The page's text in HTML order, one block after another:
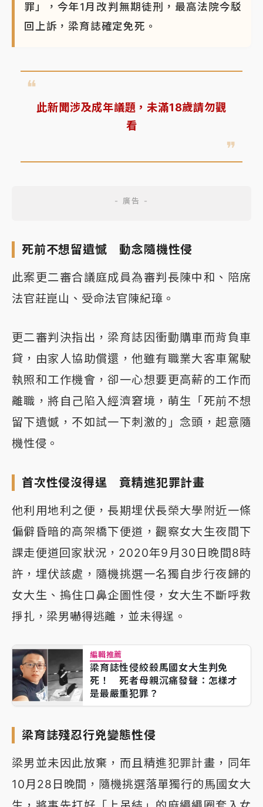
罪」，今年1月改判無期徒刑，最高法院今駁
回上訴，梁育誌確定免死。
此新聞涉及成年議題，未滿18歲請勿觀
看
死前不想留遺憾 動念隨機性侵
此案更二審合議庭成員為審判長陳中和、陪席
法官莊崑山、受命法官陳紀璋。
更二審判決指出，梁育誌因衝動購車而背負車
貸，由家人協助償還，他雖有職業大客車駕駛
執照和工作機會，卻一心想要更高薪的工作而
離職，將自己陷入經濟窘境，萌生「死前不想
留下遺憾，不如試一下刺激的」念頭，起意隨
機性侵。
首次性侵沒得逞 竟精進犯罪計畫
他利用地利之便，長期埋伏長榮大學附近一條
偏僻昏暗的高架橋下便道，觀察女大生夜間下
課走便道回家狀況，2020年9月30日晚間8時
許，埋伏該處，隨機挑選一名獨自步行夜歸的
女大生、摀住口鼻企圖性侵，女大生不斷呼救
掙扎，梁男嚇得逃離，並未得逞。
編輯推薦
梁育誌性侵絞殺馬國女大生判免
死！ 死者母親沉痛發聲：怎樣才
是最嚴重犯罪？
梁育誌殘忍行兇變態性侵
梁男並未因此放棄，而且精進犯罪計畫，同年
10月28日晚間，隨機挑選落單獨行的馬國女大